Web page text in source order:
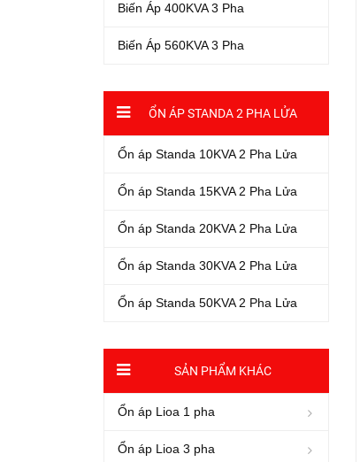
Biến Áp 400KVA 3 Pha
Biến Áp 560KVA 3 Pha
ỔN ÁP STANDA 2 PHA LỬA
Ổn áp Standa 10KVA 2 Pha Lửa
Ổn áp Standa 15KVA 2 Pha Lửa
Ổn áp Standa 20KVA 2 Pha Lửa
Ổn áp Standa 30KVA 2 Pha Lửa
Ổn áp Standa 50KVA 2 Pha Lửa
SẢN PHẨM KHÁC
Ổn áp Lioa 1 pha
Ổn áp Lioa 3 pha